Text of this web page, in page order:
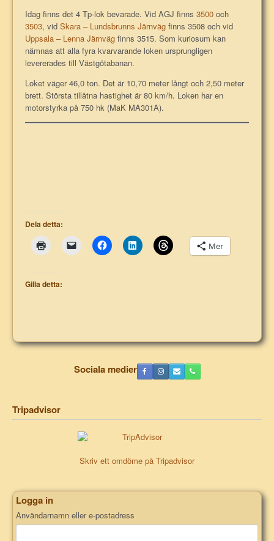
Idag finns det 4 Tp-lok bevarade. Vid AGJ finns 3500 och
3503, vid Skara – Lundsbrunns Järnväg finns 3508 och vid
Uppsala – Lenna Järnväg finns 3515. Som kuriosum kan
nämnas att alla fyra kvarvarande loken ursprungligen
levererades till Västgötabanan.
Loket väger 46,0 ton. Det är 10,70 meter långt och 2,50 meter
brett. Största tillåtna hastighet är 80 km/h. Loken har en
motorstyrka på 750 hk (MaK MA301A).
Dela detta:
Mer
Gilla detta:
Sociala medier
Tripadvisor
Skriv ett omdöme på Tripadvisor
Logga in
Användarnamn eller e-postadress